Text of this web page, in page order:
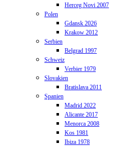
Herceg Novi 2007
Polen
Gdansk 2026
Krakow 2012
Serbien
Belgrad 1997
Schweiz
Verbier 1979
Slovakien
Bratislava 2011
Spanien
Madrid 2022
Alicante 2017
Menorca 2008
Kos 1981
Ibiza 1978